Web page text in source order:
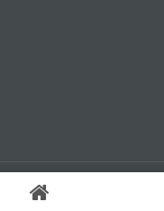
54, rue Marietton,